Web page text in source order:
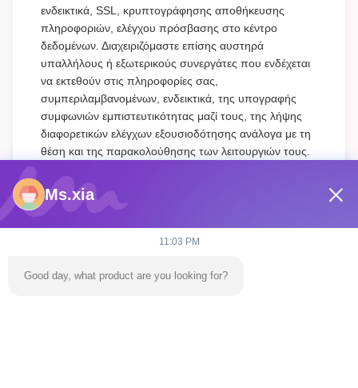
ενδεικτικά, SSL, κρυπτογράφησης αποθήκευσης
πληροφοριών, ελέγχου πρόσβασης στο κέντρο
δεδομένων. Διαχειριζόμαστε επίσης αυστηρά
υπαλλήλους ή εξωτερικούς συνεργάτες που ενδέχεται
να εκτεθούν στις πληροφορίες σας,
συμπεριλαμβανομένων, ενδεικτικά, της υπογραφής
συμφωνιών εμπιστευτικότητας μαζί τους, της λήψης
διαφορετικών ελέγχων εξουσιοδότησης ανάλογα με τη
θέση και της παρακολούθησης των λειτουργιών τους.
Προστασία Ανηλίκων
προσωπικών πληροφοριών των ανηλίκων. Εάν είστε
κηδεμόνα σας να διαβάσει προσεκτικά αυτήν την
Ms.xia
11:03 PM
Good day, what product are you looking for?